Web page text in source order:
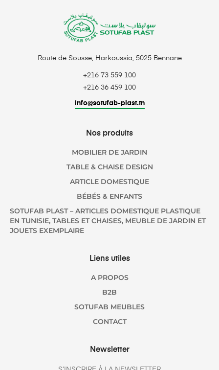
Route de Sousse, Harkoussia, 5025 Bennane
+216 73 559 100
+216 36 459 100
info@sotufab-plast.tn
Nos produits
MOBILIER DE JARDIN
TABLE & CHAISE DESIGN
ARTICLE DOMESTIQUE
BÉBÉS & ENFANTS
SOTUFAB PLAST – ARTICLES DOMESTIQUE PLASTIQUE
EN TUNISIE, TABLES ET CHAISES, MEUBLE DE JARDIN ET
JOUETS EXEMPLAIRE
Liens utiles
A PROPOS
B2B
SOTUFAB MEUBLES
CONTACT
Newsletter